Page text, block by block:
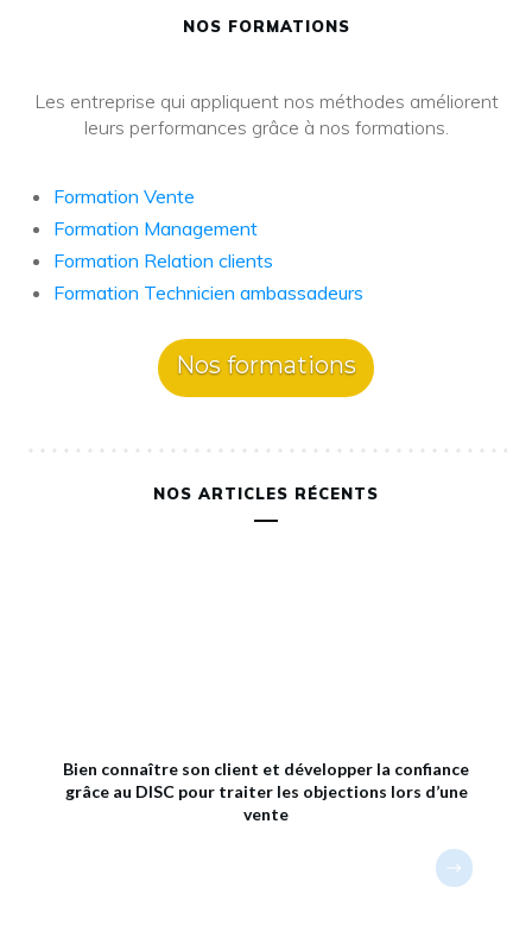
NOS FORMATIONS
Les entreprise qui appliquent nos méthodes améliorent
leurs performances grâce à nos formations.
Formation Vente
Formation Management
Formation Relation clients
Formation Technicien ambassadeurs
Nos formations
NOS ARTICLES RÉCENTS
Bien connaître son client et développer la confiance
grâce au DISC pour traiter les objections lors d’une
vente